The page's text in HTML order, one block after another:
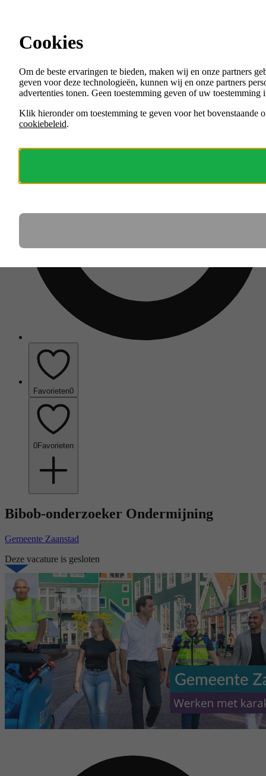
Menu
VACATURES
ORGANISATIES
Favorieten0
0Favorieten
Bibob-onderzoeker Ondermijning
Gemeente Zaanstad
Deze vacature is gesloten
Cookies
Om de beste ervaringen te bieden, maken wij en onze partners
geven voor deze technologieën, kunnen wij en onze partners
advertenties tonen. Geen toestemming geven of uw
Klik hieronder om toestemming te geven voor het bovenstaande
cookiebeleid.